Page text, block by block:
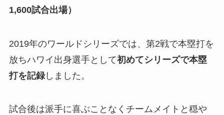
1,600試合出場）
2019年のワールドシリーズでは、第2戦で本塁打を
放ちハワイ出身選手として初めてシリーズで本塁
打を記録しました。
試合後は派手に喜ぶことなくチームメイトと穏や